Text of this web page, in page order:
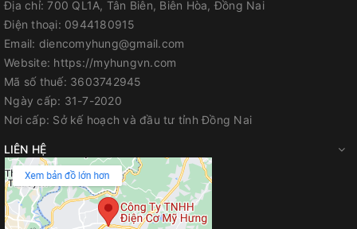
Tuy nhiên, những nhược điểm này có thể được khắc phục bằng
cách sử dụng các phụ kiện hỗ trợ di chuyển và nguồn điện
đúng chuẩn. Nhìn chung, những ưu điểm vượt trội về hiệu suất
và tính năng của máy hàn này đã khiến nó trở thành một sự lựa
chọn hàng đầu cho nhiều người dùng.
Hướng dẫn sử dụng máy hàn MIG Jasic
đầu rời MIG 350E
Địa chỉ: 700 QL1A, Tân Biên, Biên Hòa, Đồng Nai
Điện thoại: 0944180915
Email: diencomyhung@gmail.com
Website: https://myhungvn.com
Mã số thuế: 3603742945
Ngày cấp: 31-7-2020
Nơi cấp: Sở kế hoạch và đầu tư tỉnh Đồng Nai
LIÊN HỆ